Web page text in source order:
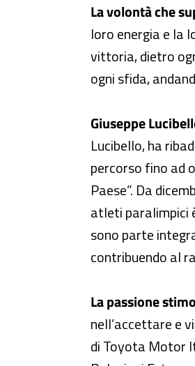
La volontà che
loro energia e la
vittoria, dietro
ogni sfida,
Giuseppe
Lucibello, ha
percorso fino ad
Paese”. Da
atleti paralimpici
sono parte
contribuendo al
La passione
nell’accettare e
di Toyota Motor